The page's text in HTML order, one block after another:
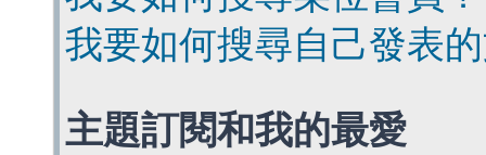
我要如何搜尋自己發表
主題訂閱和我的最愛